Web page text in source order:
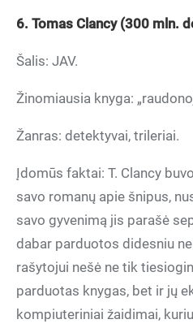
6. Tomas Clancy (300 mln.
Šalis: JAV.
Žinomiausia knyga:
Žanras: detektyvai, trileriai.
Įdomūs faktai: T. Clancy
savo romanų apie šnipus,
savo gyvenimą jis parašė
dabar parduotos didesniu
rašytojui nešė ne tik
parduotas knygas, bet ir jų
kompiuteriniai žaidimai,